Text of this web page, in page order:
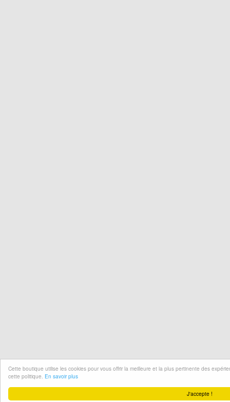
J'accepte !
Cette boutique utilise les cookies pour vous offrir la meilleure et la plus pertinente des
cette politique. En savoir plus